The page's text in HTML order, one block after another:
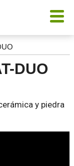
DUO
y piedra